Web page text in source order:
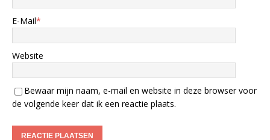
E-Mail*
Website
Bewaar mijn naam, e-mail en website in deze browser voor
de volgende keer dat ik een reactie plaats.